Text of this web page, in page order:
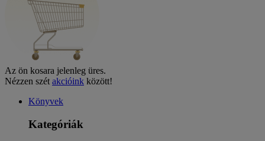
Az ön kosara jelenleg üres.
Nézzen szét akcióink között!
Könyvek
Kategóriák